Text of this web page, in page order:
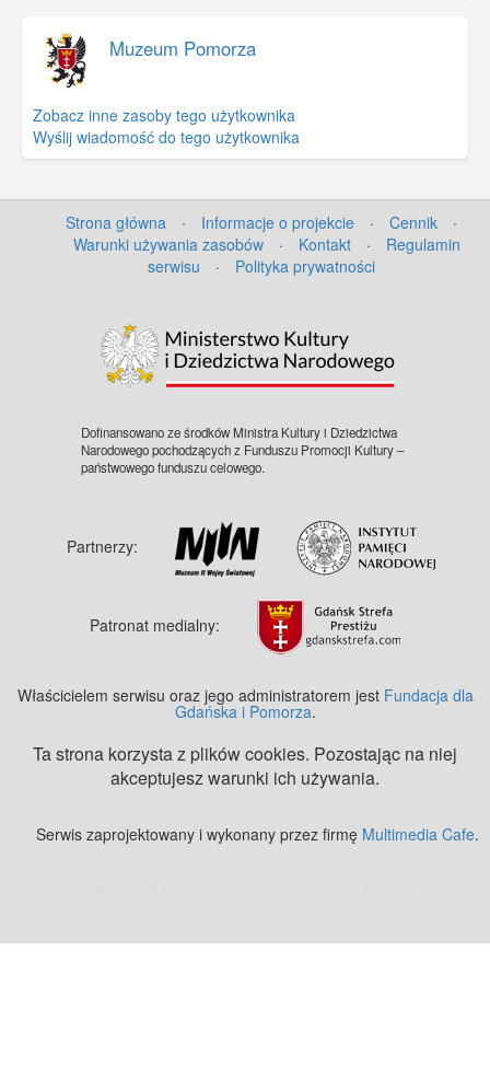
Muzeum Pomorza
Zobacz inne zasoby tego użytkownika
Wyślij wiadomość do tego użytkownika
Strona główna · Informacje o projekcie · Cennik
·
Warunki używania zasobów
· Kontakt ·
Regulamin
serwisu
· Polityka prywatności
Dofinansowano ze środków Ministra Kultury i Dziedzictwa
Narodowego pochodzących z Funduszu Promocji Kultury –
państwowego funduszu celowego.
Partnerzy:
Patronat medialny:
Właścicielem serwisu oraz jego administratorem jest Fundacja dla
Gdańska i Pomorza.
Ta strona korzysta z plików cookies. Pozostając na niej
akceptujesz warunki ich używania.
Serwis zaprojektowany i wykonany przez firmę Multimedia Cafe.